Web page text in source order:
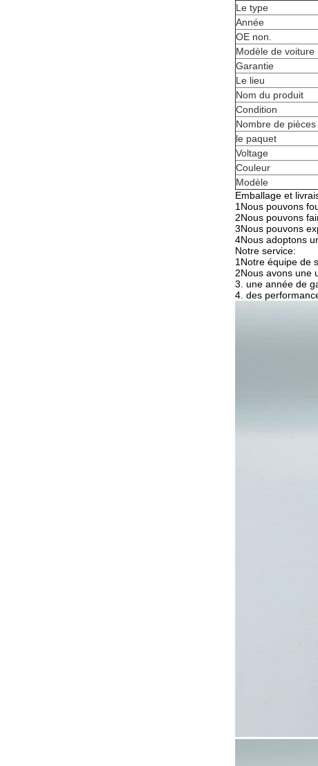
Le type
Année
OE non.
Modèle de voiture
Garantie
Le lieu
Nom du produit
Condition
Nombre de pièces
le paquet
Voltage
Couleur
Modèle
Emballage et
1Nous pouvons
2Nous pouvons
3Nous pouvons
4Nous adoptons
Notre service:
1Notre équipe de
2Nous avons une
3. une année de
4. des